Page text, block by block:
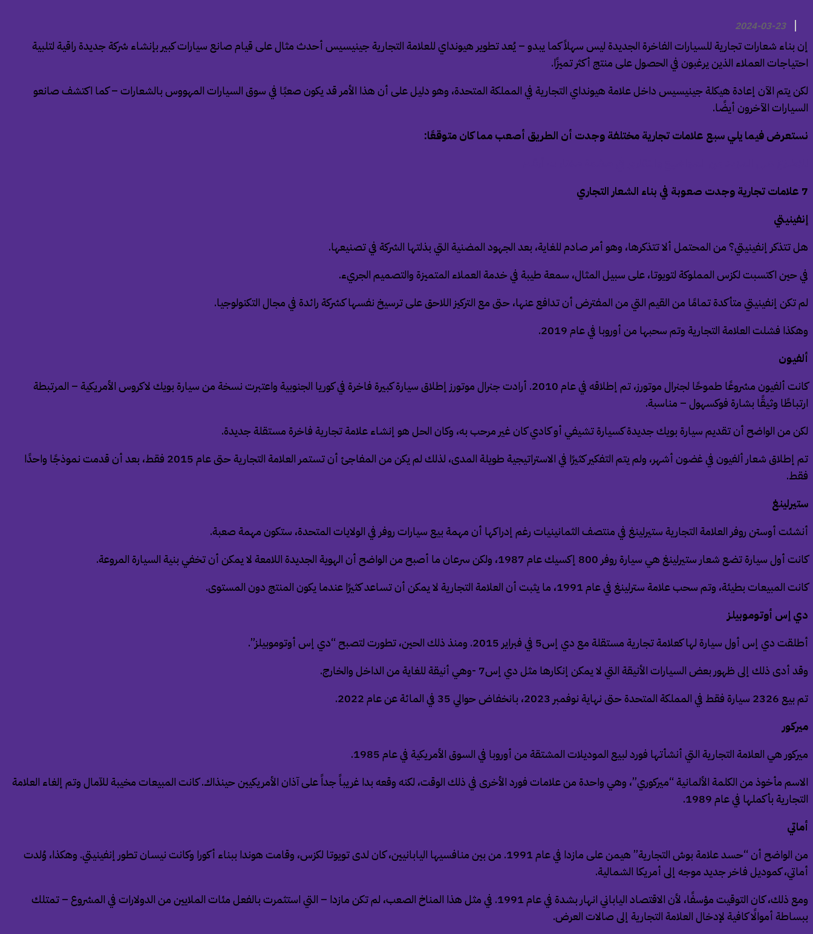
2024-03-23
إن بناء شعارات تجارية للسيارات الفاخرة الجديدة ليس سهلاً كما يبدو – يُعد تطوير هيونداي للعلامة التجارية جينيسيس أحدث مثال على قيام صانع سيارات كبير بإنشاء شركة جديدة راقية لتلبية
احتياجات العملاء الذين يرغبون في الحصول على منتج أكثر تميزًا.
لكن يتم الآن إعادة هيكلة جينيسيس داخل علامة هيونداي التجارية في المملكة المتحدة، وهو دليل على أن هذا الأمر قد يكون صعبًا في سوق السيارات المهووس بالشعارات – كما اكتشف صانعو
السيارات الآخرون أيضًا.
نستعرض فيما يلي سبع علامات تجارية مختلفة وجدت أن الطريق أصعب مما كان متوقعًا:
7 علامات تجارية وجدت صعوبة في بناء الشعار التجاري
إنفينيتي
هل تتذكر إنفينيتي؟ من المحتمل ألا تتذكرها، وهو أمر صادم للغاية، بعد الجهود المضنية التي بذلتها الشركة في تصنيعها.
في حين اكتسبت لكزس المملوكة لتويوتا، على سبيل المثال، سمعة طيبة في خدمة العملاء المتميزة والتصميم الجريء.
لم تكن إنفينيتي متأكدة تمامًا من القيم التي من المفترض أن تدافع عنها، حتى مع التركيز اللاحق على ترسيخ نفسها كشركة رائدة في مجال التكنولوجيا.
وهكذا فشلت العلامة التجارية وتم سحبها من أوروبا في عام 2019.
ألفيون
كانت ألفيون مشروعًا طموحًا لجنرال موتورز، تم إطلاقه في عام 2010. أرادت جنرال موتورز إطلاق سيارة كبيرة فاخرة في كوريا الجنوبية واعتبرت نسخة من سيارة بويك لاكروس الأمريكية – المرتبطة
ارتباطًا وثيقًا بشارة فوكسهول – مناسبة.
لكن من الواضح أن تقديم سيارة بويك جديدة كسيارة تشيفي أو كادي كان غير مرحب به، وكان الحل هو إنشاء علامة تجارية فاخرة مستقلة جديدة.
تم إطلاق شعار ألفيون في غضون أشهر، ولم يتم التفكير كثيرًا في الاستراتيجية طويلة المدى، لذلك لم يكن من المفاجئ أن تستمر العلامة التجارية حتى عام 2015 فقط، بعد أن قدمت نموذجًا واحدًا
فقط.
ستيرلينغ
أنشئت أوستن روفر العلامة التجارية ستيرلينغ في منتصف الثمانينيات رغم إدراكها أن مهمة بيع سيارات روفر في الولايات المتحدة، ستكون مهمة صعبة.
كانت أول سيارة تضع شعار ستيرلينغ هي سيارة روفر 800 إكسيك عام 1987، ولكن سرعان ما أصبح من الواضح أن الهوية الجديدة اللامعة لا يمكن أن تخفي بنية السيارة المروعة.
كانت المبيعات بطيئة، وتم سحب علامة سترلينغ في عام 1991، ما يثبت أن العلامة التجارية لا يمكن أن تساعد كثيرًا عندما يكون المنتج دون المستوى.
دي إس أوتوموبيلز
أطلقت دي إس أول سيارة لها كعلامة تجارية مستقلة مع دي إس5 في فبراير 2015. ومنذ ذلك الحين، تطورت لتصبح “دي إس أوتوموبيلز”.
وقد أدى ذلك إلى ظهور بعض السيارات الأنيقة التي لا يمكن إنكارها مثل دي إس7 -وهي أنيقة للغاية من الداخل والخارج.
تم بيع 2326 سيارة فقط في المملكة المتحدة حتى نهاية نوفمبر 2023، بانخفاض حوالي 35 في المائة عن عام 2022.
ميركور
ميركور هي العلامة التجارية التي أنشأتها فورد لبيع الموديلات المشتقة من أوروبا في السوق الأمريكية في عام 1985.
الاسم مأخوذ من الكلمة الألمانية “ميركوري”، وهي واحدة من علامات فورد الأخرى في ذلك الوقت، لكنه وقعه بدا غريباً جداً على آذان الأمريكيين حينذاك. كانت المبيعات مخيبة للآمال وتم إلغاء العلامة
التجارية بأكملها في عام 1989.
أماتي
من الواضح أن “حسد علامة بوش التجارية” هيمن على مازدا في عام 1991. من بين منافسيها اليابانيين، كان لدى تويوتا لكزس، وقامت هوندا ببناء أكورا وكانت نيسان تطور إنفينيتي. وهكذا، وُلدت
أماتي، كموديل فاخر جديد موجه إلى أمريكا الشمالية.
ومع ذلك، كان التوقيت مؤسفًا، لأن الاقتصاد الياباني انهار بشدة في عام 1991. في مثل هذا المناخ الصعب، لم تكن مازدا – التي استثمرت بالفعل مئات الملايين من الدولارات في المشروع – تمتلك
ببساطة أموالًا كافية لإدخال العلامة التجارية إلى صالات العرض.